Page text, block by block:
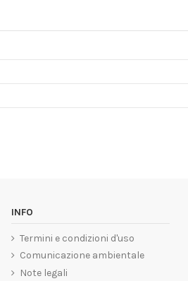
INFO
Termini e condizioni d'uso
Comunicazione ambientale
Note legali